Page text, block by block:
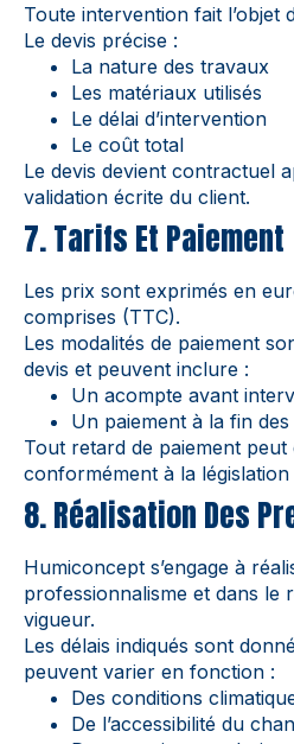
Toute intervention fait l’objet
Le devis précise :
La nature des travaux
Les matériaux utilisés
Le délai d’intervention
Le coût total
Le devis devient contractuel
validation écrite du client.
7. Tarifs Et Paiement
Les prix sont exprimés en
comprises (TTC).
Les modalités de paiement
devis et peuvent inclure :
Un acompte avant
Un paiement à la fin
Tout retard de paiement
conformément à la législation
8. Réalisation Des
Humiconcept s’engage à
professionnalisme et dans le
vigueur.
Les délais indiqués sont
peuvent varier en fonction :
Des conditions
De l’accessibilité du